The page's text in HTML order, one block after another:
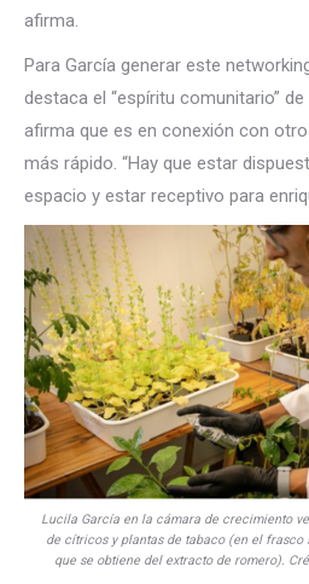
afirma.
Para García generar este
destaca el “espíritu comunitario”
afirma que es en conexión con
más rápido. “Hay que estar
espacio y estar receptivo para
Lucila García en la cámara de crecimiento
de cítricos y plantas de tabaco (en el
que se obtiene del extracto de romero).